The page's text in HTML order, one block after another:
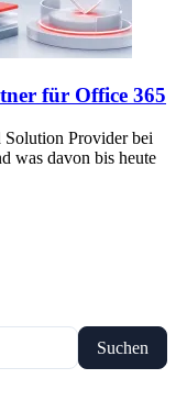
für Office 365
Provider bei
was davon bis heute
Suchen